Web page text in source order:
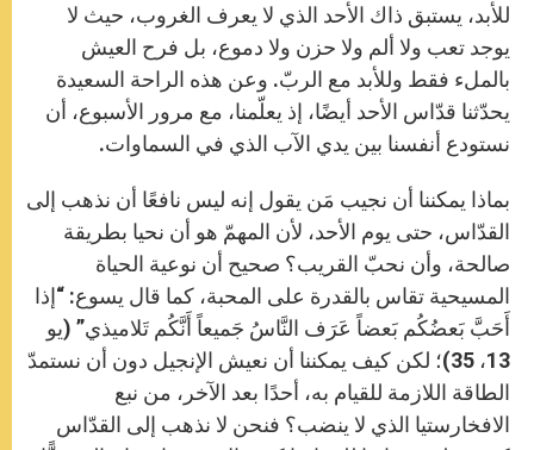
للأبد، يستبق ذاك الأحد الذي لا يعرف الغروب، حيث لا
يوجد تعب ولا ألم ولا حزن ولا دموع، بل فرح العيش
بالملء فقط وللأبد مع الربّ. وعن هذه الراحة السعيدة
يحدّثنا قدّاس الأحد أيضًا، إذ يعلّمنا، مع مرور الأسبوع، أن
نستودع أنفسنا بين يدي الآب الذي في السماوات.
بماذا يمكننا أن نجيب مَن يقول إنه ليس نافعًا أن نذهب إلى
القدّاس، حتى يوم الأحد، لأن المهمّ هو أن نحيا بطريقة
صالحة، وأن نحبّ القريب؟ صحيح أن نوعية الحياة
المسيحية تقاس بالقدرة على المحبة، كما قال يسوع: “إذا
أَحَبَّ بَعضُكُم بَعضاً عَرَف النَّاسُ جَميعاً أَنَّكُم تَلاميذي” (يو
13، 35)؛ لكن كيف يمكننا أن نعيش الإنجيل دون أن نستمدّ
الطاقة اللازمة للقيام به، أحدًا بعد الآخر، من نبع
الافخارستيا الذي لا ينضب؟ فنحن لا نذهب إلى القدّاس